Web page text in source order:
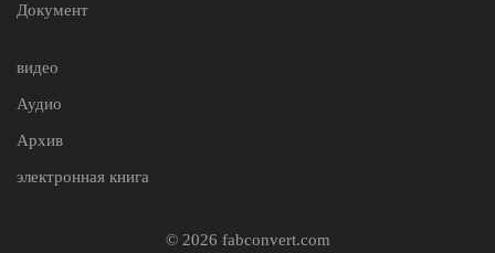
Документ
видео
Аудио
Архив
электронная книга
© 2026 fabconvert.com